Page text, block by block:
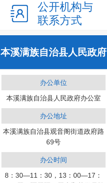
公开机构与
联系方式
本溪满族自治县人民政府
办公单位
本溪满族自治县人民政府办公室
办公地址
本溪满族自治县观音阁街道政府路
69号
办公时间
8：30—11：30，13：00—17：